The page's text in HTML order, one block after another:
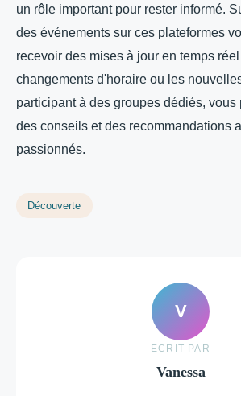
un rôle important pour rester informé.
des événements sur ces plateformes
recevoir des mises à jour en temps
changements d'horaire ou les
participant à des groupes dédiés,
des conseils et des recommandations
passionnés.
Découverte
V
ECRIT PAR
Vanessa